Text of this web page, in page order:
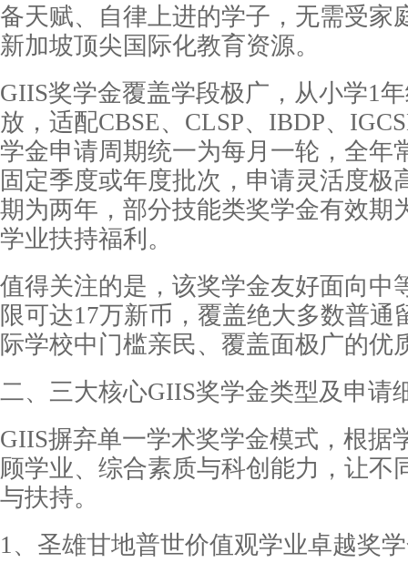
备天赋、自律上进的学子，无需受家
新加坡顶尖国际化教育资源。
GIIS奖学金覆盖学段极广，从小学1
放，适配CBSE、CLSP、IBDP、
学金申请周期统一为每月一轮，全年
固定季度或年度批次，申请灵活度极
期为两年，部分技能类奖学金有效期
学业扶持福利。
值得关注的是，该奖学金友好面向中
限可达17万新币，覆盖绝大多数普
际学校中门槛亲民、覆盖面极广的优
二、三大核心GIIS奖学金类型及申请
GIIS摒弃单一学术奖学金模式，根据
顾学业、综合素质与科创能力，让不
与扶持。
1、圣雄甘地普世价值观学业卓越奖